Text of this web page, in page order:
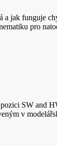
a jak funguje
pro
SW and
v